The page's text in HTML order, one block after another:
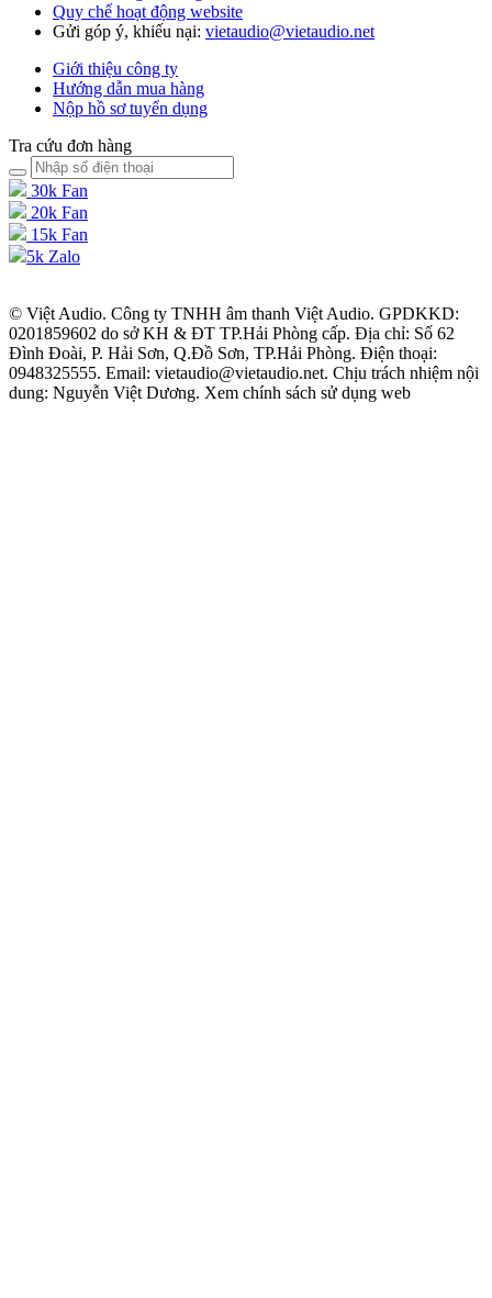
Quy chế hoạt động website
Gửi góp ý, khiếu nại: vietaudio@vietaudio.net
Giới thiệu công ty
Hướng dẫn mua hàng
Nộp hồ sơ tuyển dụng
Tra cứu đơn hàng
30k Fan
20k Fan
15k Fan
5k Zalo
© Việt Audio. Công ty TNHH âm thanh Việt Audio. GPDKKD:
0201859602 do sở KH & ĐT TP.Hải Phòng cấp. Địa chỉ: Số 62
Đình Đoài, P. Hải Sơn, Q.Đồ Sơn, TP.Hải Phòng. Điện thoại:
0948325555. Email: vietaudio@vietaudio.net. Chịu trách nhiệm nội
dung: Nguyễn Việt Dương. Xem chính sách sử dụng web